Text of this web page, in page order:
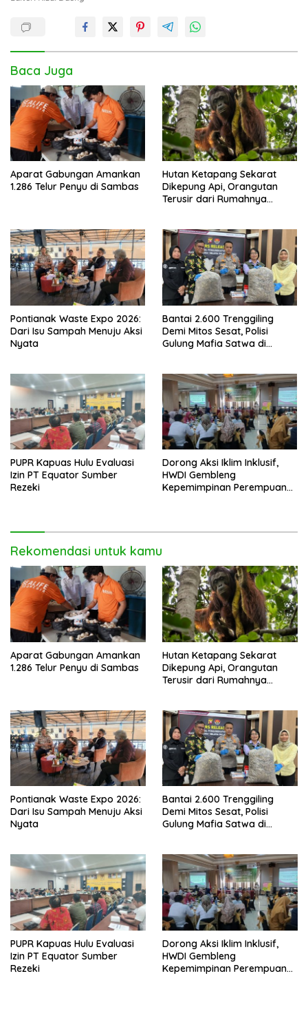
Baca Juga
Aparat Gabungan Amankan
1.286 Telur Penyu di Sambas
Hutan Ketapang Sekarat
Dikepung Api, Orangutan
Terusir dari Rumahnya
Pontianak Waste Expo 2026:
Dari Isu Sampah Menuju Aksi
Nyata
Bantai 2.600 Trenggiling
Demi Mitos Sesat, Polisi
Gulung Mafia Satwa di
PUPR Kapuas Hulu Evaluasi
Izin PT Equator Sumber
Rezeki
Dorong Aksi Iklim Inklusif,
HWDI Gembleng
Kepemimpinan Perempuan
Rekomendasi untuk kamu
Aparat Gabungan Amankan
1.286 Telur Penyu di Sambas
Hutan Ketapang Sekarat
Dikepung Api, Orangutan
Terusir dari Rumahnya
Pontianak Waste Expo 2026:
Dari Isu Sampah Menuju Aksi
Nyata
Bantai 2.600 Trenggiling
Demi Mitos Sesat, Polisi
Gulung Mafia Satwa di
PUPR Kapuas Hulu Evaluasi
Izin PT Equator Sumber
Rezeki
Dorong Aksi Iklim Inklusif,
HWDI Gembleng
Kepemimpinan Perempuan